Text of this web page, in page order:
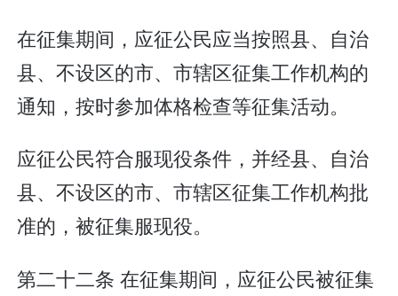
在征集期间，应征公民应当按照县、自治
县、不设区的市、市辖区征集工作机构的
通知，按时参加体格检查等征集活动。
应征公民符合服现役条件，并经县、自治
县、不设区的市、市辖区征集工作机构批
准的，被征集服现役。
第二十二条 在征集期间，应征公民被征集